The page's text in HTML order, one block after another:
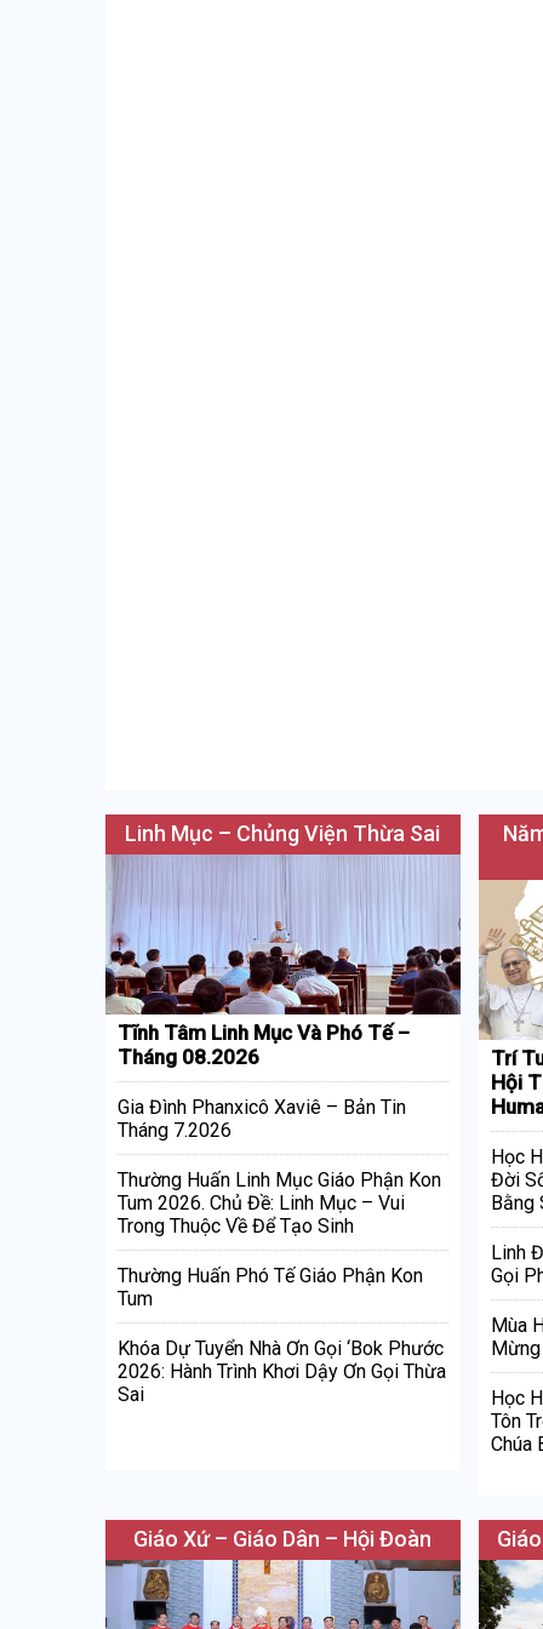
Linh Mục – Chủng Viện Thừa Sai
Tĩnh Tâm Linh Mục Và Phó Tế –
Tháng 08.2026
Gia Đình Phanxicô Xaviê – Bản Tin
Tháng 7.2026
Thường Huấn Linh Mục Giáo Phận Kon
Tum 2026. Chủ Đề: Linh Mục – Vui
Trong Thuộc Về Để Tạo Sinh
Thường Huấn Phó Tế Giáo Phận Kon
Tum
Khóa Dự Tuyển Nhà Ơn Gọi ‘Bok Phước
2026: Hành Trình Khơi Dậy Ơn Gọi Thừa
Sai
Trí
Hội
Học
Đời
Bằng
Linh
Gọi
Mùa
Học
Tôn
Chúa
Giáo Xứ – Giáo Dân – Hội Đoàn